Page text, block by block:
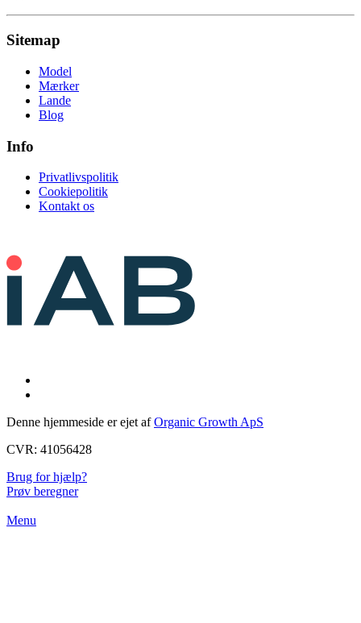
Sitemap
Model
Mærker
Lande
Blog
Info
Privatlivspolitik
Cookiepolitik
Kontakt os
Denne hjemmeside er ejet afOrganic Growth ApS
CVR: 41056428
Brug for hjælp?
Prøv beregner
Menu